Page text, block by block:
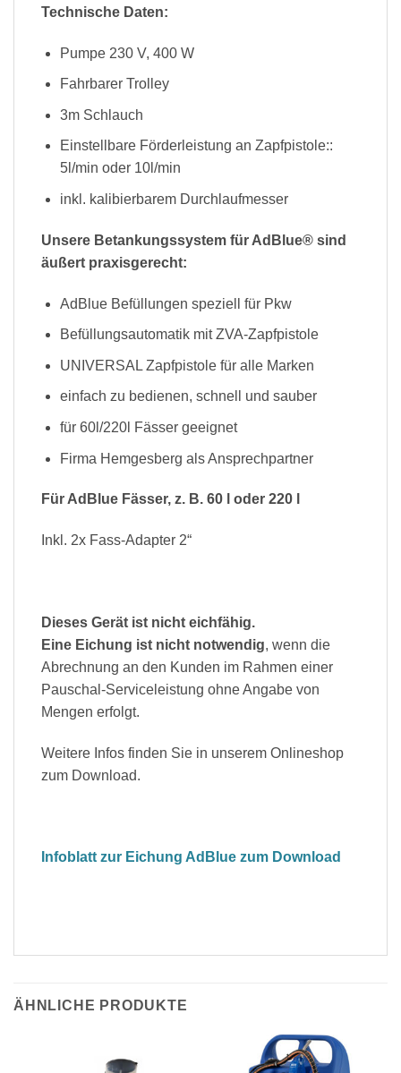
Technische Daten:
Pumpe 230 V, 400 W
Fahrbarer Trolley
3m Schlauch
Einstellbare Förderleistung an Zapfpistole::
5l/min oder 10l/min
inkl. kalibierbarem Durchlaufmesser
Unsere Betankungssystem für AdBlue® sind
äußert praxisgerecht:
AdBlue Befüllungen speziell für Pkw
Befüllungsautomatik mit ZVA-Zapfpistole
UNIVERSAL Zapfpistole für alle Marken
einfach zu bedienen, schnell und sauber
für 60l/220l Fässer geeignet
Firma Hemgesberg als Ansprechpartner
Für AdBlue Fässer, z. B. 60 l oder 220 l
Inkl. 2x Fass-Adapter 2“
Dieses Gerät ist nicht eichfähig.
Eine Eichung ist nicht notwendig, wenn die
Abrechnung an den Kunden im Rahmen einer
Pauschal-Serviceleistung ohne Angabe von
Mengen erfolgt.
Weitere Infos finden Sie in unserem Onlineshop
zum Download.
Infoblatt zur Eichung AdBlue zum Download
ÄHNLICHE PRODUKTE